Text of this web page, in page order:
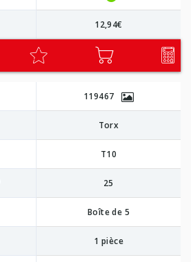
12,94€
119467
Torx
T10
25
Boîte de 5
1 pièce